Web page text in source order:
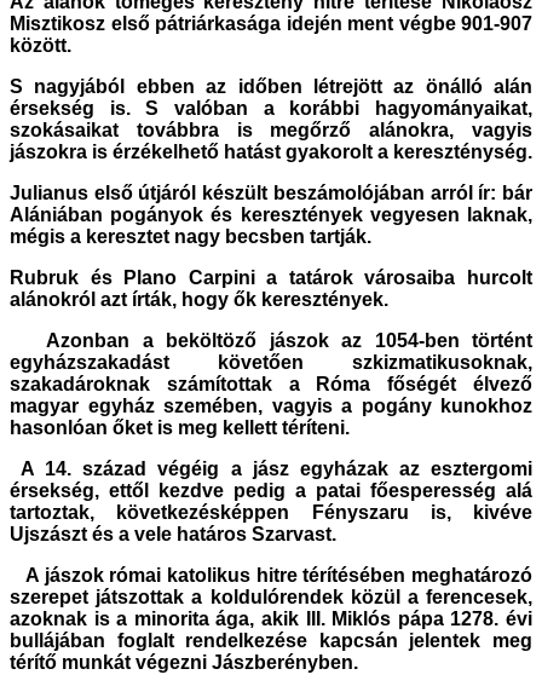
Misztikosz első pátriárkasága idején ment végbe 901-907
között.
S nagyjából ebben az időben létrejött az önálló alán
érsekség is. S valóban a korábbi hagyományaikat,
szokásaikat továbbra is megőrző alánokra, vagyis
jászokra is érzékelhető hatást gyakorolt a kereszténység.
Julianus első útjáról készült beszámolójában arról ír: bár
Alániában pogányok és keresztények vegyesen laknak,
mégis a keresztet nagy becsben tartják.
Rubruk és Plano Carpini a tatárok városaiba hurcolt
alánokról azt írták, hogy ők keresztények.
Azonban a beköltöző jászok az 1054-ben történt
egyházszakadást követően szkizmatikusoknak,
szakadároknak számítottak a Róma főségét élvező
magyar egyház szemében, vagyis a pogány kunokhoz
hasonlóan őket is meg kellett téríteni.
A 14. század végéig a jász egyházak az esztergomi
érsekség, ettől kezdve pedig a patai főesperesség alá
tartoztak, következésképpen Fényszaru is, kivéve
Ujszászt és a vele határos Szarvast.
A jászok római katolikus hitre térítésében meghatározó
szerepet játszottak a koldulórendek közül a ferencesek,
azoknak is a minorita ága, akik III. Miklós pápa 1278. évi
bullájában foglalt rendelkezése kapcsán jelentek meg
térítő munkát végezni Jászberényben.